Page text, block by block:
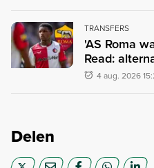
TRANSFERS
'AS Roma
Read:
4 aug. 2026
Delen